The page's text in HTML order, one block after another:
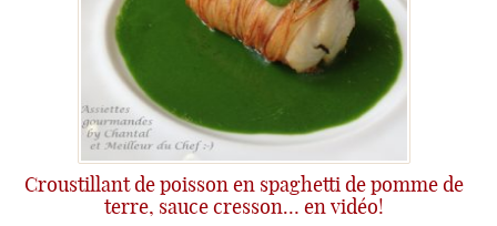
Croustillant de poisson en spaghetti de pomme de
terre, sauce cresson… en vidéo!